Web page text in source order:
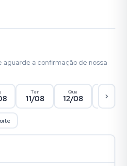
aguarde a confirmação de nossa
Ter
11/08
Qua
12/08 13/08